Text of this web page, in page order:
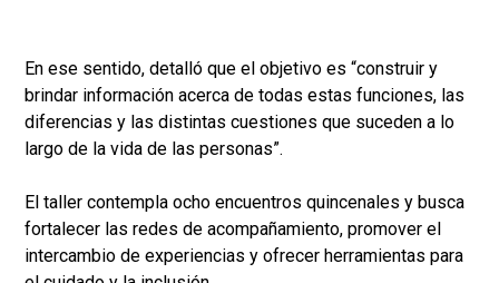
En ese sentido, detalló que el objetivo es “construir y
brindar información acerca de todas estas funciones, las
diferencias y las distintas cuestiones que suceden a lo
largo de la vida de las personas”.
El taller contempla ocho encuentros quincenales y busca
fortalecer las redes de acompañamiento, promover el
intercambio de experiencias y ofrecer herramientas para